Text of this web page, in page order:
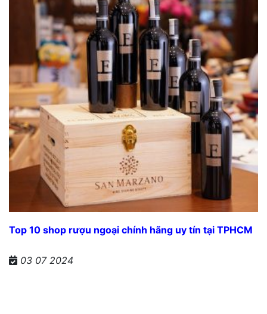
Top 10 shop rượu ngoại chính hãng uy tín tại TPHCM
03 07 2024